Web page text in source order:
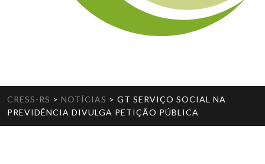
CRESS-RS > NOTÍCIAS > GT SERVIÇO SOCIAL NA
PREVIDÊNCIA DIVULGA PETIÇÃO PÚBLICA